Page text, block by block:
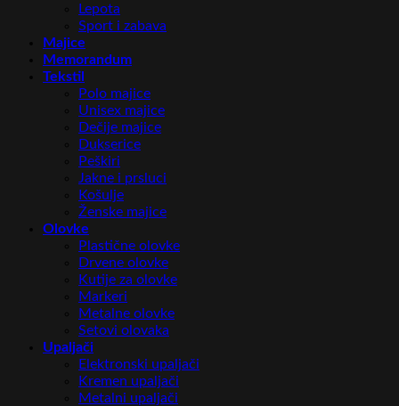
Lepota
Sport i zabava
Majice
Memorandum
Tekstil
Polo majice
Unisex majice
Dečije majice
Dukserice
Peškiri
Jakne i prsluci
Košulje
Ženske majice
Olovke
Plastične olovke
Drvene olovke
Kutije za olovke
Markeri
Metalne olovke
Setovi olovaka
Upaljači
Elektronski upaljači
Kremen upaljači
Metalni upaljači